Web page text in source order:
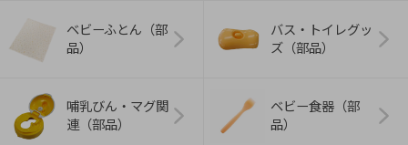
ベビーふとん（部
品）
バス・トイレグッ
ズ（部品）
哺乳びん・マグ関
連（部品）
ベビー食器（部
品）